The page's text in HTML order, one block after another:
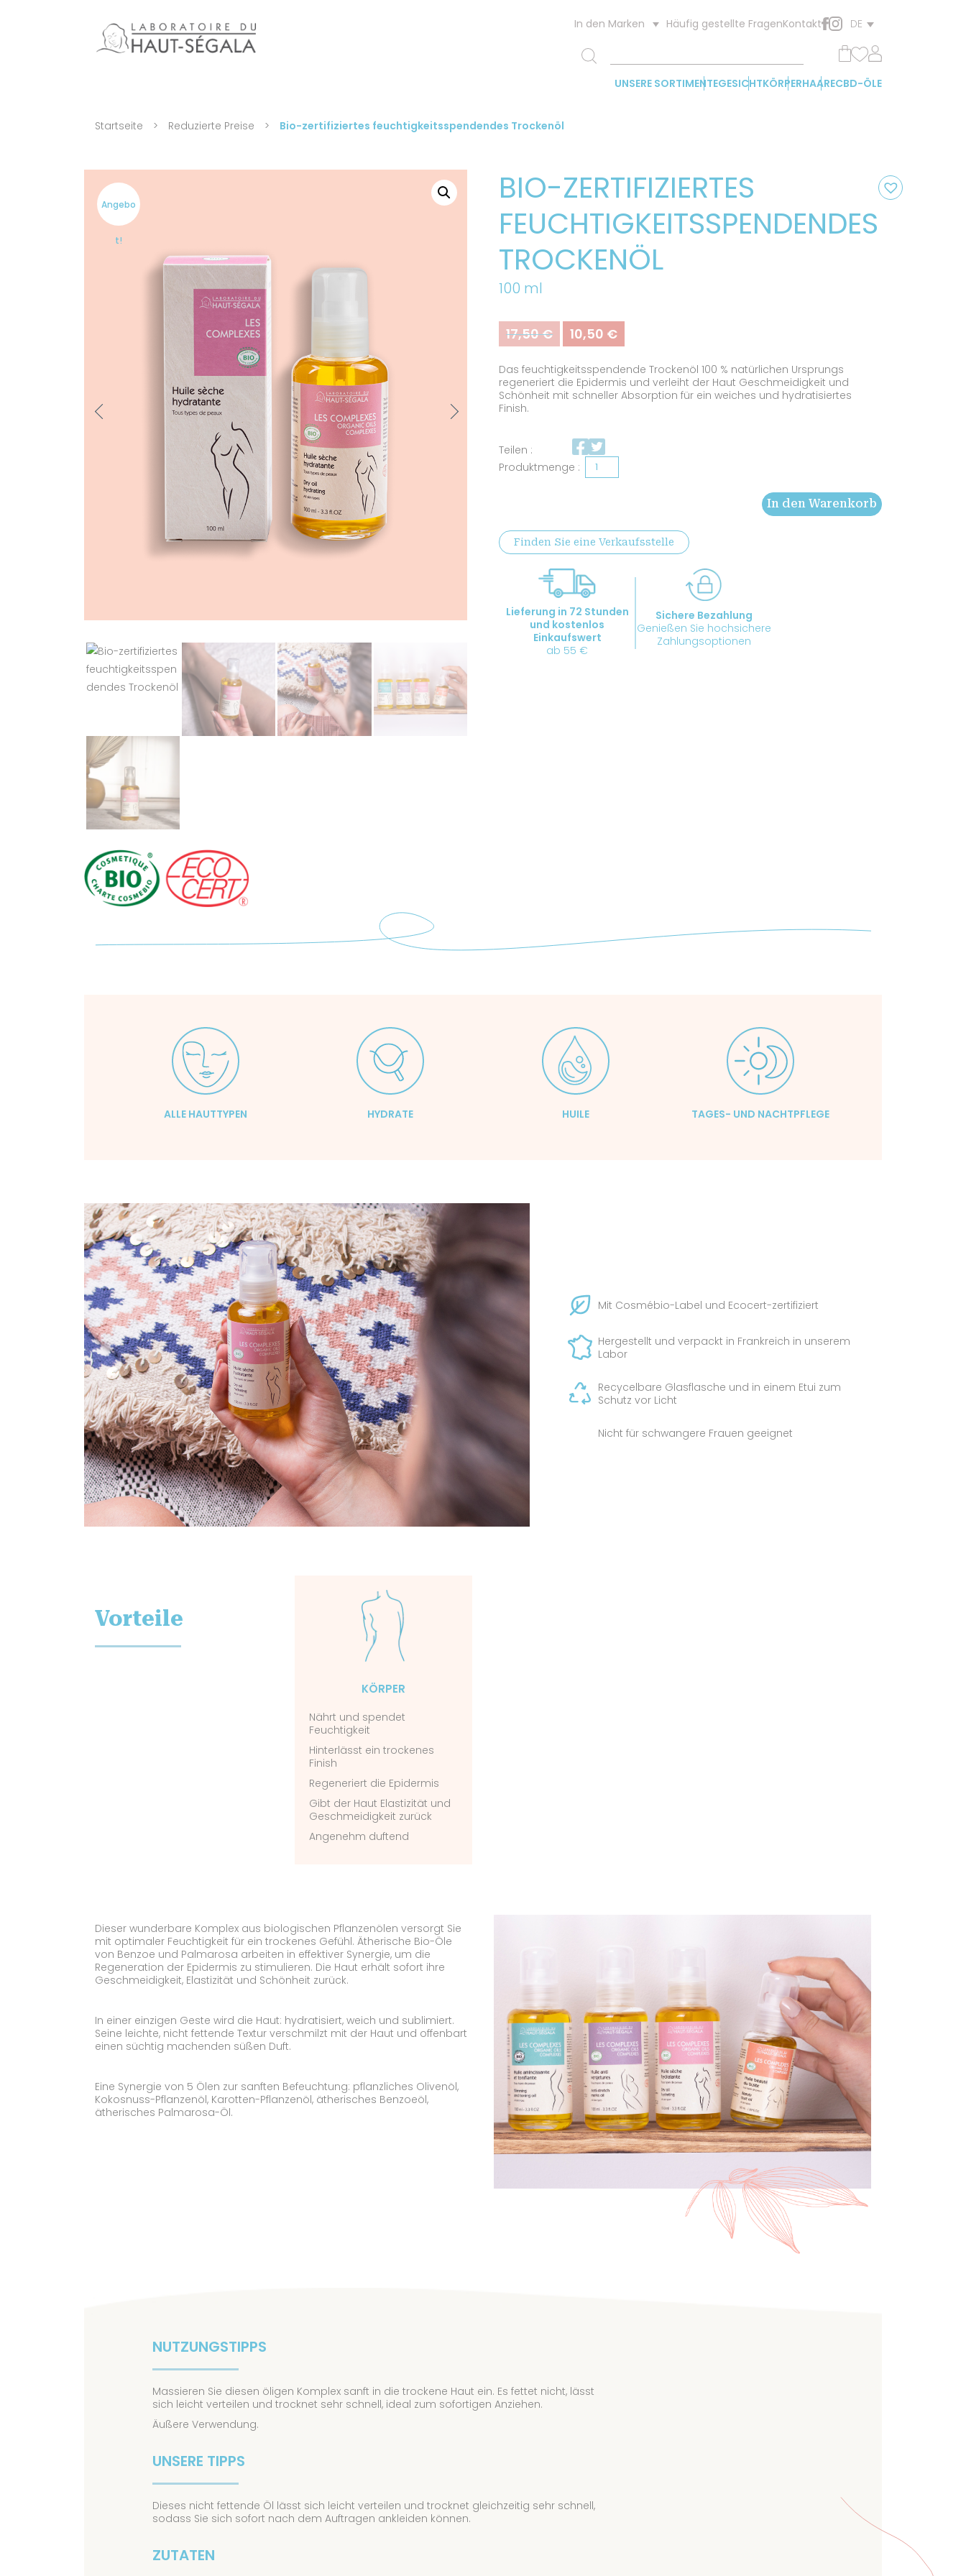
In den Marken Häufig gestellte FragenKontakt DE
UNSERE SORTIMENTEGESICHTKÖRPERHAARECBD-ÖLE
Startseite > Reduzierte Preise > Bio-zertifiziertes feuchtigkeitsspendendes Trockenöl
Angebo
t!
Previo
Next
BIO-ZERTIFIZIERTES
FEUCHTIGKEITSSPENDENDES
TROCKENÖL
100 ml
17,50€
Ursprünglicher
Preis
17,50 €
10,50 €
Preis
10,50 €.
Das feuchtigkeitsspendende Trockenöl 100 % natürlichen Ursprungs
regeneriert die Epidermis und verleiht der Haut Geschmeidigkeit und
Schönheit mit schneller Absorption für ein weiches und hydratisiertes
Finish.
Teilen :
Bio-
Trockenöl
Menge
In den Warenkorb
Finden Sie eine Verkaufsstelle
Lieferung in 72 Stunden
und kostenlos
Einkaufswert
ab 55 €
Sichere Bezahlung
Genießen Sie hochsichere
Zahlungsoptionen
ALLE HAUTTYPEN HYDRATE HUILE TAGES- UND NACHTPFLEGE
Mit Cosmébio-Label und Ecocert-zertifiziert
Hergestellt und verpackt in Frankreich in unserem
Labor
Recycelbare Glasflasche und in einem Etui zum
Schutz vor Licht
Nicht für schwangere Frauen geeignet
Vorteile
KÖRPER
Nährt und spendet
Feuchtigkeit
Hinterlässt ein trockenes
Finish
Regeneriert die Epidermis
Gibt der Haut Elastizität und
Geschmeidigkeit zurück
Angenehm duftend
Dieser wunderbare Komplex aus biologischen Pflanzenölen versorgt Sie
mit optimaler Feuchtigkeit für ein trockenes Gefühl. Ätherische Bio-Öle
von Benzoe und Palmarosa arbeiten in effektiver Synergie, um die
Regeneration der Epidermis zu stimulieren. Die Haut erhält sofort ihre
Geschmeidigkeit, Elastizität und Schönheit zurück.
In einer einzigen Geste wird die Haut: hydratisiert, weich und sublimiert.
Seine leichte, nicht fettende Textur verschmilzt mit der Haut und offenbart
einen süchtig machenden süßen Duft.
Eine Synergie von 5 Ölen zur sanften Befeuchtung: pflanzliches Olivenöl,
Kokosnuss-Pflanzenöl, Karotten-Pflanzenöl, ätherisches Benzoeöl,
ätherisches Palmarosa-Öl.
NUTZUNGSTIPPS
Massieren Sie diesen öligen Komplex sanft in die trockene Haut ein. Es fettet nicht, lässt
sich leicht verteilen und trocknet sehr schnell, ideal zum sofortigen Anziehen.
Äußere Verwendung.
UNSERE TIPPS
Dieses nicht fettende Öl lässt sich leicht verteilen und trocknet gleichzeitig sehr schnell,
sodass Sie sich sofort nach dem Auftragen ankleiden können.
ZUTATEN